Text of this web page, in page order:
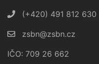
(+420) 491 812 630
zsbn@zsbn.cz
IČO: 709 26 662